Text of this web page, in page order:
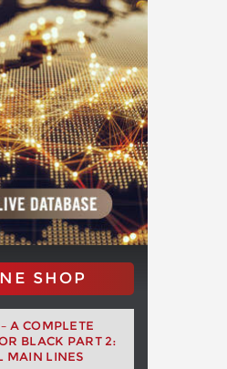
SHOP
A COMPLETE
BLACK PART 2:
MAIN LINES